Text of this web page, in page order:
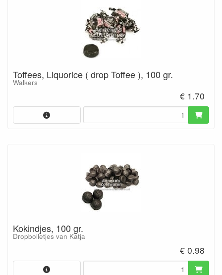
Toffees, Liquorice ( drop Toffee ), 100 gr.
Walkers
€ 1.70
Kokindjes, 100 gr.
Dropbolletjes van Katja
€ 0.98